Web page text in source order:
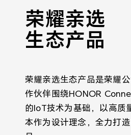
荣耀亲选
生态产品
荣耀亲选生态产品是荣耀
作伙伴围绕HONOR
的IoT技术为基础，以高质
本作为设计理念，全力打